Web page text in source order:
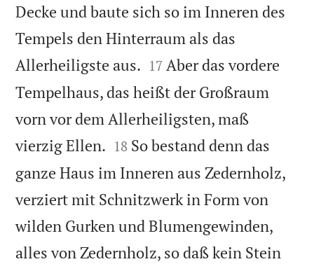
Decke und baute sich so im Inneren des
Tempels den Hinterraum als das
Allerheiligste aus. 

17 Aber das vordere
Tempelhaus, das heißt der Großraum
vorn vor dem Allerheiligsten, maß
vierzig Ellen. 

18 So bestand denn das
ganze Haus im Inneren aus Zedernholz,
verziert mit Schnitzwerk in Form von
wilden Gurken und Blumengewinden,
alles von Zedernholz, so daß kein Stein